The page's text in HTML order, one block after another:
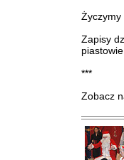
Życzymy
Zapisy
***
Zobacz